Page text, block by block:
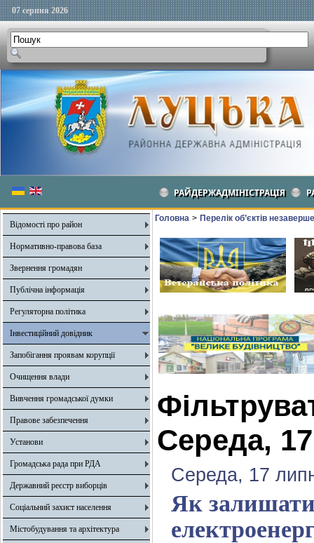
07 серпня 2026
РАЙДЕРЖАДМІНІСТРАЦІЯ
Відомості про район
Нормативно-правова база
Звернення громадян
Публічна інформація
Регуляторна політика
Інвестиційний довідник
Запобігання проявам корупції
Очищення влади
Вивчення громадської думки
Правове забезпечення
Установи
Громадська рада при РДА
Державний реєстр виборців
Соціальний захист населення
Містобудування та архітектура
Головна > Перелік об’єктів
Середа,
Середа, 17
Як